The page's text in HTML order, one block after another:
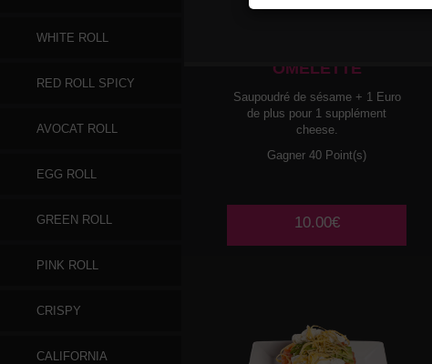
WHITE ROLL
RED ROLL SPICY
AVOCAT ROLL
EGG ROLL
GREEN ROLL
PINK ROLL
CRISPY
CALIFORNIA
OMELETTE
Saupoudré de sésame + 1 Euro
de plus pour 1 supplément
cheese.
Gagner 40 Point(s)
10.00€